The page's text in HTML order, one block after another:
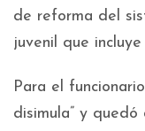
de reforma del
juvenil que
Para el
disimula” y